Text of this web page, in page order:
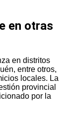
en otras
en distritos
entre otros,
locales. La
provincial
por la